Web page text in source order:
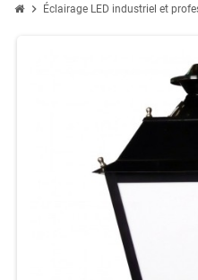
chevron_right Éclairage LED industriel et